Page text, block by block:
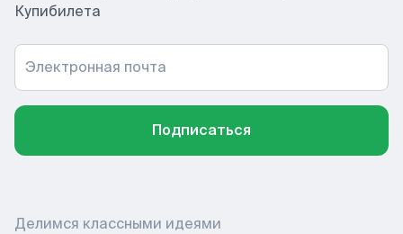
Купибилета
Электронная почта
Подписаться
Делимся классными идеями